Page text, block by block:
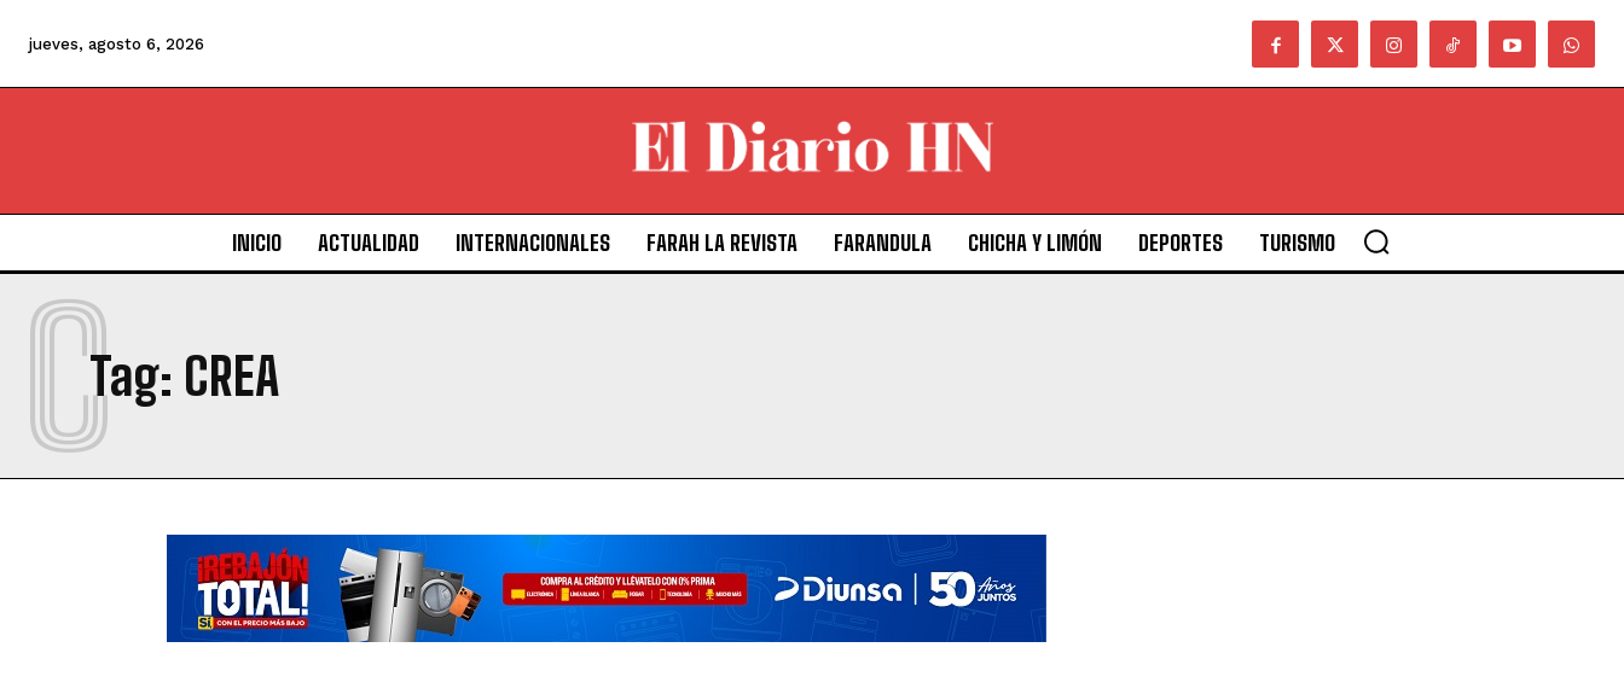
jueves, agosto 6, 2026
INICIO ACTUALIDAD INTERNACIONALES FARAH LA REVISTA FARANDULA CHICHA Y LIMÓN DEPORTES TURISMO
Tag: CREA
C